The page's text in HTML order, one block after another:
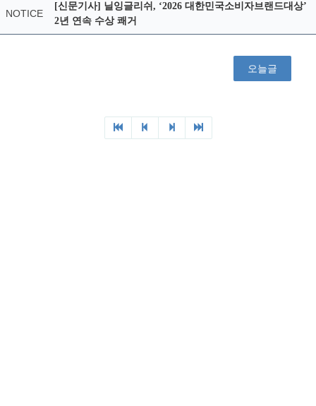
NOTICE
[신문기사] 닐잉글리쉬, ‘2026 대한민국소비자브랜드대상’
2년 연속 수상 쾌거
오늘글